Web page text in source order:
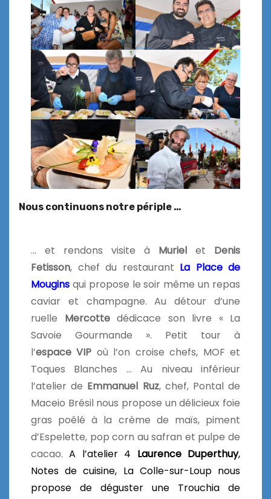
Nous continuons notre périple …
… et rendons visite à Muriel et Denis
Fetisson, chef du restaurant La Place de
Mougins qui propose le soir même un repas
caviar et champagne. Au détour d’une
ruelle Mercottedédicace son livre « La
Savoie Gourmande ». Petit tour à
l’espace VIP où l’on croise chefs, MOF et
Toques Blanches … Au niveau inférieur
l’atelier de Emmanuel Ruz, chef, Pontal de
Maceio Brésil nous propose un délicieux foie
gras poêlé à la crème de maïs, piment
d’Espelette, pop corn au safran et pulpe de
cacao.A l’atelier 4 Laurence Duperthuy,
Notes de cuisine, La Colle-sur-Loup nous
propose de déguster une Trouchia de